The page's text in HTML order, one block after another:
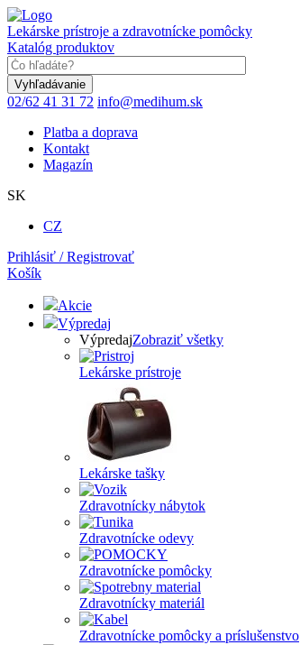
Skočiť
na
hlavný
obsah
Lekárske prístroje a zdravotnícke pomôcky
Katalóg produktov
02/62 41 31 72 info@medihum.sk
Platba a doprava
Kontakt
Magazín
SK
CZ
Prihlásiť / Registrovať
Košík
Akcie
Výpredaj
VýpredajZobraziť všetky
Lekárske prístroje
Lekárske tašky
Zdravotnícky nábytok
Zdravotnícke odevy
Zdravotnícke pomôcky
Zdravotnícky materiál
Zdravotnícke pomôcky a príslušenstvo